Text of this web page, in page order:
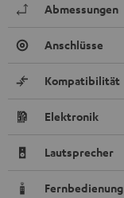
Abmessungen
Anschlüsse
Kompatibilität
Elektronik
Lautsprecher
Fernbedienung